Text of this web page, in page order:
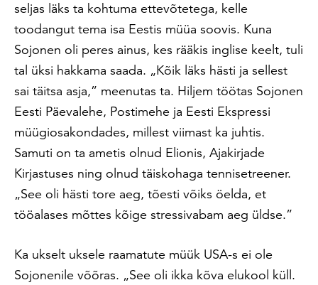
seljas läks ta kohtuma ettevõtetega, kelle
toodangut tema isa Eestis müüa soovis. Kuna
Sojonen oli peres ainus, kes rääkis inglise keelt, tuli
tal üksi hakkama saada. „Kõik läks hästi ja sellest
sai täitsa asja,” meenutas ta. Hiljem töötas Sojonen
Eesti Päevalehe, Postimehe ja Eesti Ekspressi
müügiosakondades, millest viimast ka juhtis.
Samuti on ta ametis olnud Elionis, Ajakirjade
Kirjastuses ning olnud täiskohaga tennisetreener.
„See oli hästi tore aeg, tõesti võiks öelda, et
tööalases mõttes kõige stressivabam aeg üldse.”
Ka ukselt uksele raamatute müük USA-s ei ole
Sojonenile võõras. „See oli ikka kõva elukool küll.